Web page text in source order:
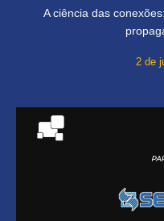
A ciência das
2 de